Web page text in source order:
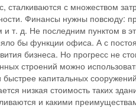
с множеством
Финансы нужны повсюду:
т. д. Не последним пунктом в
бы функции офиса. А с
бизнеса. Но прогресс не
строений можно
капитальных
низкая стоимость таких
и какими